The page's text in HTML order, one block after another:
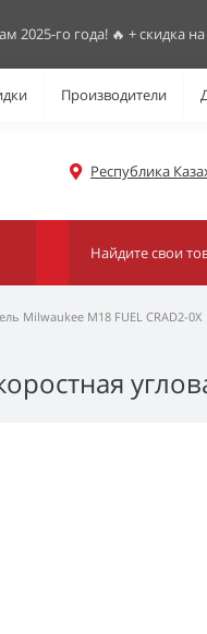
2025-го года! 🔥 + скидка
Производители
Республика
Milwaukee M18 FUEL CRAD2-0X